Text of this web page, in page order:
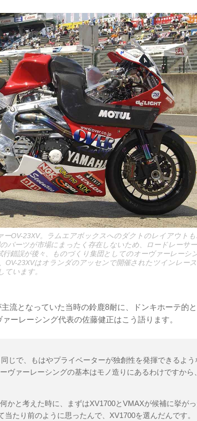
OV-23XV。ラムエアボックスへのダクトのレイアウトも
パーツが市場にまったく存在しないため、ロードレーサ
錯誤が後々、ものづくり集団としてのオーヴァーレーシ
23XVはオランダのアッセンで開催されたツインレース
ています。
流となっていた当時の鈴鹿8耐に、ドンキホーテ的
ーレーシング代表の佐藤健正はこう語ります。
じで、もはやプライベーターが独創性を発揮できるよう
ヴァーレーシングの基本はモノ造りにあるわけですから、
かと考えた時に、まずはXV1700とVMAXが候補に挙が
たり前のように思ったんで、XV1700を選んだんです。